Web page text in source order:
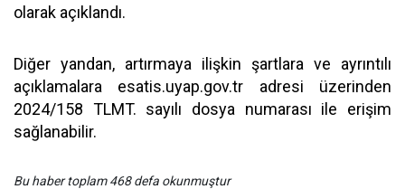
olarak açıklandı.
Diğer yandan, artırmaya ilişkin şartlara ve ayrıntılı
açıklamalara esatis.uyap.gov.tr adresi üzerinden
2024/158 TLMT. sayılı dosya numarası ile erişim
sağlanabilir.
Bu haber toplam 468 defa okunmuştur